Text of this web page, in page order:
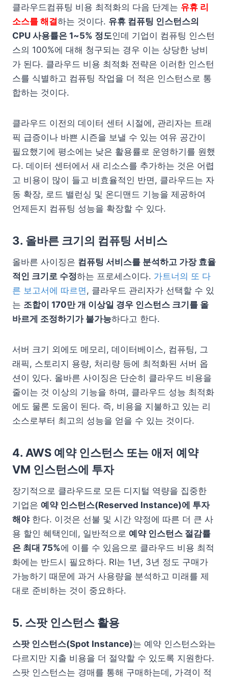
클라우드컴퓨팅 비용 최적화의 다음 단계는 유휴 리
소스를 해결하는 것이다. 유휴 컴퓨팅 인스턴스의
CPU 사용률은 1~5% 정도인데 기업이 컴퓨팅 인스턴
스의 100%에 대해 청구되는 경우 이는 상당한 낭비
가 된다. 클라우드 비용 최적화 전략은 이러한 인스턴
스를 식별하고 컴퓨팅 작업을 더 적은 인스턴스로 통
합하는 것이다.
클라우드 이전의 데이터 센터 시절에, 관리자는 트래
픽 급증이나 바쁜 시즌을 보낼 수 있는 여유 공간이
필요했기에 평소에는 낮은 활용률로 운영하기를 원했
다. 데이터 센터에서 새 리소스를 추가하는 것은 어렵
고 비용이 많이 들고 비효율적인 반면, 클라우드는 자
동 확장, 로드 밸런싱 및 온디맨드 기능을 제공하여
언제든지 컴퓨팅 성능을 확장할 수 있다.
3. 올바른 크기의 컴퓨팅 서비스
올바른 사이징은 컴퓨팅 서비스를 분석하고 가장 효율
적인 크기로 수정하는 프로세스이다. 가트너의 또 다
른 보고서에 따르면, 클라우드 관리자가 선택할 수 있
는 조합이 170만 개 이상일 경우 인스턴스 크기를 올
바르게 조정하기가 불가능하다고 한다.
서버 크기 외에도 메모리, 데이터베이스, 컴퓨팅, 그
래픽, 스토리지 용량, 처리량 등에 최적화된 서버 옵
션이 있다. 올바른 사이징은 단순히 클라우드 비용을
줄이는 것 이상의 기능을 하며, 클라우드 성능 최적화
에도 물론 도움이 된다. 즉, 비용을 지불하고 있는 리
소스로부터 최고의 성능을 얻을 수 있는 것이다.
4. AWS 예약 인스턴스 또는 애저 예약
VM 인스턴스에 투자
장기적으로 클라우드로 모든 디지털 역량을 집중한
기업은 예약 인스턴스(Reserved Instance)에 투자
해야한다. 이것은 선불 및 시간 약정에 따른 더 큰 사
용 할인 혜택인데, 일반적으로 예약 인스턴스 절감률
은 최대 75%에 이를 수 있음으로 클라우드 비용 최적
화에는 반드시 필요하다. RI는 1년, 3년 정도 구매가
가능하기 때문에 과거 사용량을 분석하고 미래를 제
대로 준비하는 것이 중요하다.
5. 스팟 인스턴스 활용
스팟 인스턴스(Spot Instance)는 예약 인스턴스와는
다르지만 지출 비용을 더 절약할 수 있도록 지원한다.
스팟 인스턴스는 경매를 통해 구매하는데, 가격이 적